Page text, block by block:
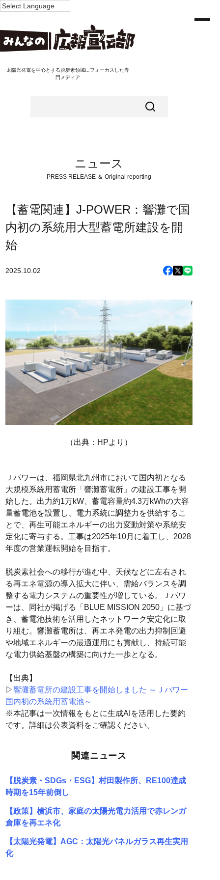
太陽光発電を中心とする脱炭素領域にフォーカスした専
門メディア
ニュース
PRESS RELEASE ＆ Original reporting
【蓄電関連】J-POWER：響灘で国
内初の系統用大型蓄電所建設を開
始
2025.10.02
（出典：HPより）
Ｊパワーは、福岡県北九州市において国内初となる
大規模系統用蓄電所「響灘蓄電所」の建設工事を開
始した。出力約1万kW、蓄電容量約4.3万kWhの大容
量蓄電池を設置し、電力系統に調整力を供給するこ
とで、再生可能エネルギーの出力変動対策や系統安
定化に寄与する。工事は2025年10月に着工し、2028
年度の営業運転開始を目指す。
脱炭素社会への移行が進む中、天候などに左右され
る再エネ電源の導入拡大に伴い、需給バランスを調
整する電力システムの重要性が増している。Ｊパワ
ーは、同社が掲げる「BLUE MISSION 2050」に基づ
き、蓄電池技術を活用したネットワーク安定化に取
り組む。響灘蓄電所は、再エネ発電の出力抑制回避
や地域エネルギーの最適運用にも貢献し、持続可能
な電力供給基盤の構築に向けた一歩となる。
【出典】
▷響灘蓄電所の建設工事を開始しました ～Ｊパワー
国内初の系統用蓄電池～
※本記事は一次情報をもとに生成AIを活用した要約
です。詳細は公表資料をご確認ください。
関連ニュース
【脱炭素・SDGs・ESG】村田製作所、RE100達成
時期を15年前倒し
【政策】横浜市、家庭の太陽光電力活用で赤レンガ
倉庫を再エネ化
【太陽光発電】AGC：太陽光パネルガラス再生実用
化